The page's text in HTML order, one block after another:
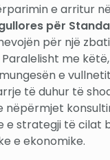
e arritur
për
për një
me
e
të duhur të
nëpërmjet
e strategji të cilat
e ekonomike.